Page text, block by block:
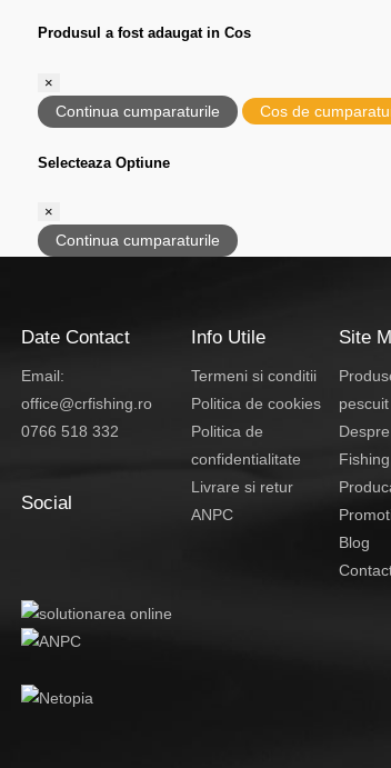
Produsul a fost adaugat in Cos
×
Continua cumparaturile Cos de
Selecteaza Optiune
×
Continua cumparaturile
Date Contact
Email:
office@crfishing.ro
0766 518 332
Social
Info Utile
Termeni si conditii
Politica de cookies
Politica de
confidentialitate
Livrare si retur
ANPC
Site
pescuit
Fishing
Blog